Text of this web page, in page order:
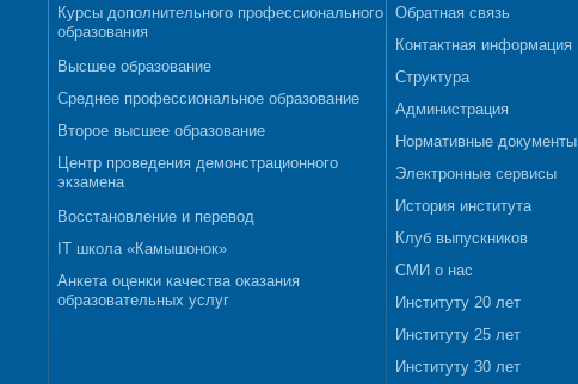
Курсы дополнительного профессионального
образования
Высшее образование
Среднее профессиональное образование
Второе высшее образование
Центр проведения демонстрационного
экзамена
Восстановление и перевод
IT школа «Камышонок»
Анкета оценки качества оказания
образовательных услуг
Обратная связь
Контактная информация
Структура
Администрация
Нормативные документы
Электронные сервисы
История института
Клуб выпускников
СМИ о нас
Институту 20 лет
Институту 25 лет
Институту 30 лет